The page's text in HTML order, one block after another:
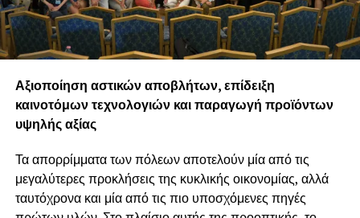
στην Ιερά Μεγίστη Μονή Βατοπεδίου. Τις επόμενες
ημέρες, οι κ.κ. Catchpole και Lazarou βρέθηκαν στις
Περιφερειακές Ενότητες Χαλκιδικής, Σερρών και Πέλλας.
Στη διάρκεια της περιήγησής τους, με τη συνοδεία και
καθοδήγηση των στελεχών τουρισμού της Περιφέρειας
Κεντρικής Μακεδονίας, οι δύο φιλοξενούμενοι
ιστορικούς τόπους όπως η Ιερά Μονή Τιμίου Προδρόμου
Σερρών, το αρχαιολογικό μουσείο Πέλλας και το
πρόσφατα αποκατεστημένο Ανάκτορο της Πέλλας,
Αξιοποίηση αστικών αποβλήτων, επίδειξη
καινοτόμων τεχνολογιών και παραγωγή προϊόντων
υψηλής αξίας
Τα απορρίμματα των πόλεων αποτελούν μία από τις
μεγαλύτερες προκλήσεις της κυκλικής οικονομίας, αλλά
ταυτόχρονα και μία από τις πιο υποσχόμενες πηγές